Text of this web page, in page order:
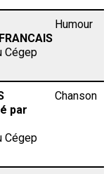
Cégep
Humour
par
Cégep
Chanson